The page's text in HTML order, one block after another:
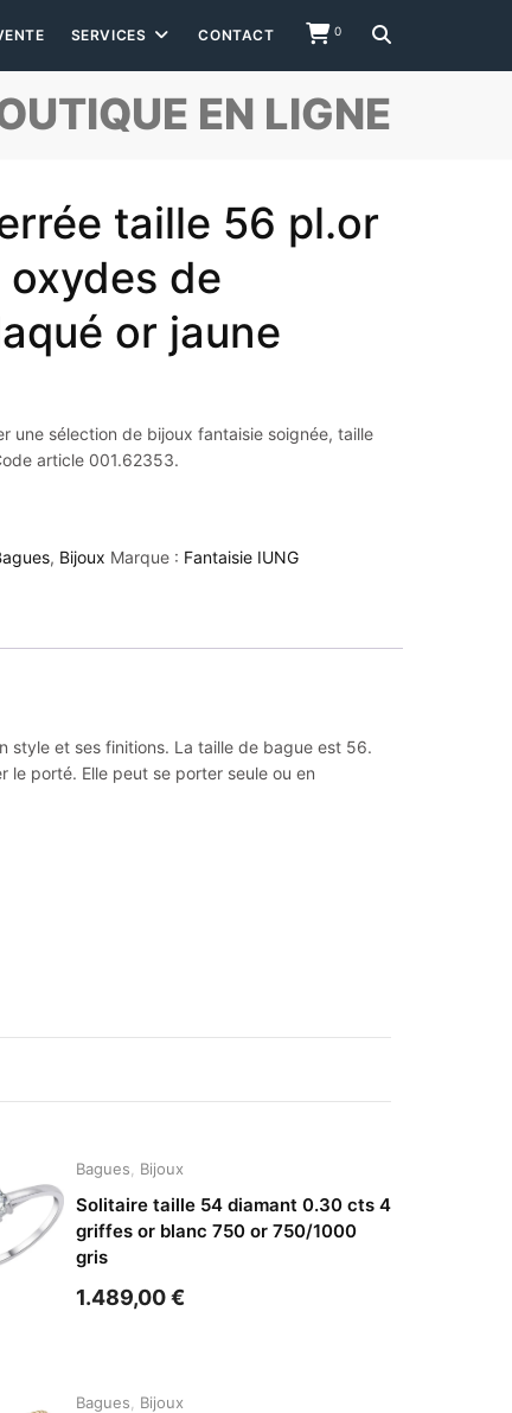
0
SERVICES CONTACT
EN LIGNE
taille 56 pl.or
oxydes de
or jaune
une sélection de bijoux fantaisie soignée, taille
article 001.62353.
, Bijoux Marque : Fantaisie IUNG
style et ses finitions. La taille de bague est 56.
porté. Elle peut se porter seule ou en
Bagues Bijoux
Solitaire taille 54 diamant 0.30 cts 4
griffes or blanc 750 or 750/1000
gris
1.489,00€
Bagues Bijoux